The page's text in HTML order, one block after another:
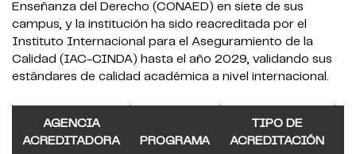
Enseñanza del Derecho (CONAED) en siete de sus
campus, y la institución ha sido reacreditada por el
Instituto Internacional para el Aseguramiento de la
Calidad (IAC-CINDA) hasta el año 2029, validando sus
estándares de calidad académica a nivel internacional.
AGENCIA
ACREDITADORA
PROGRAMA
TIPO DE
ACREDITACIÓN